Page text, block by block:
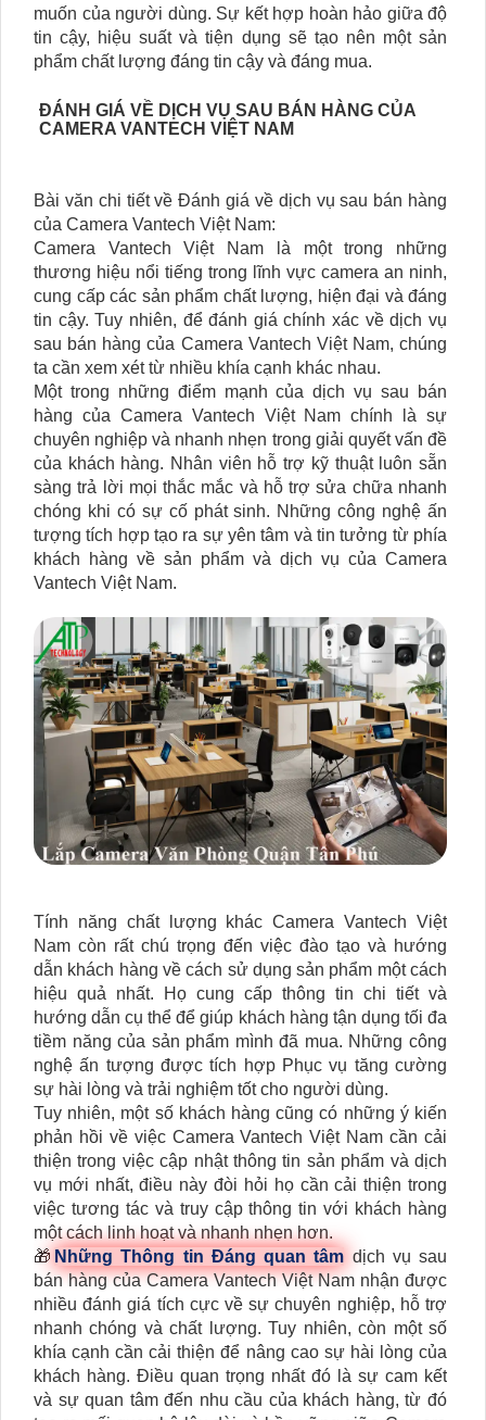
muốn của người dùng. Sự kết hợp hoàn hảo giữa độ
tin cậy, hiệu suất và tiện dụng sẽ tạo nên một sản
phẩm chất lượng đáng tin cậy và đáng mua.
ĐÁNH GIÁ VỀ DỊCH VỤ SAU BÁN HÀNG CỦA
CAMERA VANTECH VIỆT NAM
Bài văn chi tiết về Đánh giá về dịch vụ sau bán hàng
của Camera Vantech Việt Nam:
Camera Vantech Việt Nam là một trong những
thương hiệu nổi tiếng trong lĩnh vực camera an ninh,
cung cấp các sản phẩm chất lượng, hiện đại và đáng
tin cậy. Tuy nhiên, để đánh giá chính xác về dịch vụ
sau bán hàng của Camera Vantech Việt Nam, chúng
ta cần xem xét từ nhiều khía cạnh khác nhau.
Một trong những điểm mạnh của dịch vụ sau bán
hàng của Camera Vantech Việt Nam chính là sự
chuyên nghiệp và nhanh nhẹn trong giải quyết vấn đề
của khách hàng. Nhân viên hỗ trợ kỹ thuật luôn sẵn
sàng trả lời mọi thắc mắc và hỗ trợ sửa chữa nhanh
chóng khi có sự cố phát sinh. Những công nghệ ấn
tượng tích hợp tạo ra sự yên tâm và tin tưởng từ phía
khách hàng về sản phẩm và dịch vụ của Camera
Vantech Việt Nam.
Tính năng chất lượng khác Camera Vantech Việt
Nam còn rất chú trọng đến việc đào tạo và hướng
dẫn khách hàng về cách sử dụng sản phẩm một cách
hiệu quả nhất. Họ cung cấp thông tin chi tiết và
hướng dẫn cụ thể để giúp khách hàng tận dụng tối đa
tiềm năng của sản phẩm mình đã mua. Những công
nghệ ấn tượng được tích hợp Phục vụ tăng cường
sự hài lòng và trải nghiệm tốt cho người dùng.
Tuy nhiên, một số khách hàng cũng có những ý kiến
phản hồi về việc Camera Vantech Việt Nam cần cải
thiện trong việc cập nhật thông tin sản phẩm và dịch
vụ mới nhất, điều này đòi hỏi họ cần cải thiện trong
việc tương tác và truy cập thông tin với khách hàng
một cách linh hoạt và nhanh nhẹn hơn.
🎁 Những Thông tin Đáng quan tâm dịch vụ sau
bán hàng của Camera Vantech Việt Nam nhận được
nhiều đánh giá tích cực về sự chuyên nghiệp, hỗ trợ
nhanh chóng và chất lượng. Tuy nhiên, còn một số
khía cạnh cần cải thiện để nâng cao sự hài lòng của
khách hàng. Điều quan trọng nhất đó là sự cam kết
và sự quan tâm đến nhu cầu của khách hàng, từ đó